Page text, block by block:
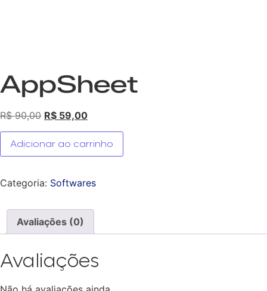
AppSheet
R$90,00 R$ 59,00
Adicionar ao carrinho
Categoria: Softwares
Avaliações (0)
Avaliações